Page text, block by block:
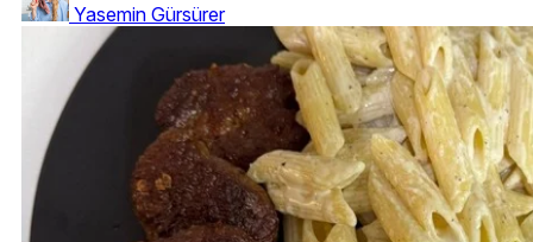
Yasemin Gürsürer